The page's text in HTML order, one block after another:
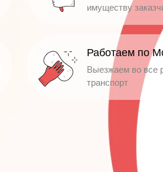
имуществу
Работаем по
Выезжаем во все
транспорт